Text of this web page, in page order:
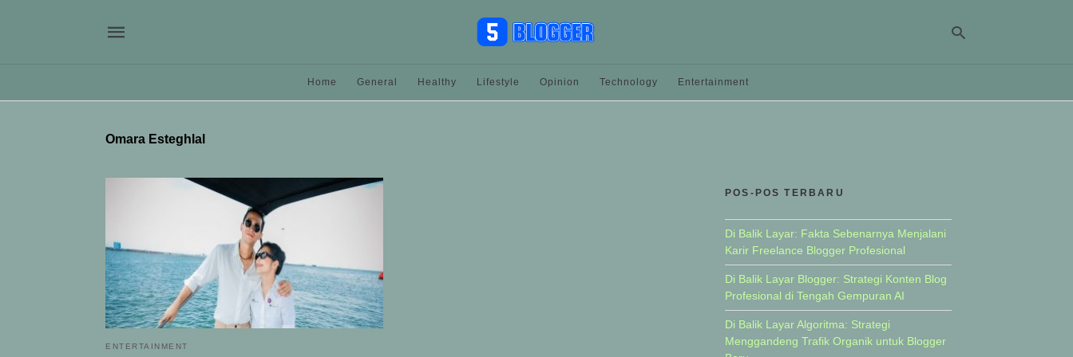
Home General Healthy Lifestyle Opinion Technology Entertainment
Omara Esteghlal
ENTERTAINMENT
POS-POS TERBARU
Di Balik Layar: Fakta Sebenarnya Menjalani
Karir Freelance Blogger Profesional
Di Balik Layar Blogger: Strategi Konten Blog
Profesional di Tengah Gempuran AI
Di Balik Layar Algoritma: Strategi
Menggandeng Trafik Organik untuk Blogger